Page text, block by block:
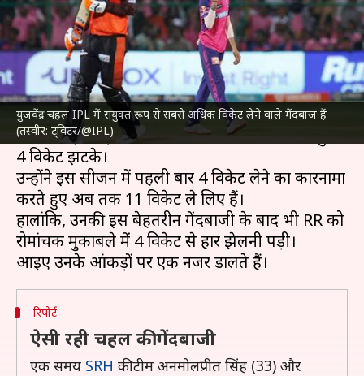
युजवेंद्र चहल IPL में संयुक्त रूप से सबसे अधिक विकेट लेने वाले गेंदबाज हैं
(तस्वीर: ट्विटर/@IPL)
लेखन मनोज शर्मा May 07, 2023 11:59 pm
क्या है खबर?
इंडियन प्रीमियर लीग (IPL)के 52वें मैच में राजस्थान
रॉयल्स (RR) के स्पिन गेंदबाजयुजवेंद्र चहलने सनराइजर्स
हैदराबाद (SRH) के खिलाफ शानदार गेंदबाजी करते हुए
4 विकेट झटके।
उन्होंने इस सीजन में पहली बार 4 विकेट लेने का कारनामा
करते हुए अब तक 11 विकेट ले लिए हैं।
हालांकि, उनकी इस बेहतरीन गेंदबाजी के बाद भी RR को
रोमांचक मुकाबले में 4 विकेट से हार झेलनी पड़ी।
रिपोर्ट
ऐसी रही चहल की गेंदबाजी
एक समय SRH की टीम अनमोलप्रीत सिंह (33) और